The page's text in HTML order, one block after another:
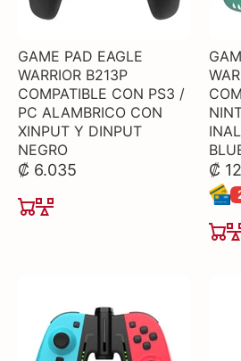
GAME PAD EAGLE
WARRIOR B213P
COMPATIBLE CON PS3 /
PC ALAMBRICO CON
XINPUT Y DINPUT
NEGRO
₡ 6.035 ₡